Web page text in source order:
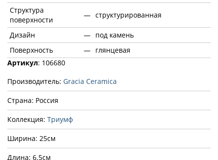
Структура
поверхности
— структурированная
Дизайн — под камень
Поверхность
— глянцевая
Артикул: 106680
Производитель: Gracia Ceramica
Страна: Россия
Коллекция: Триумф
Ширина: 25см
Длина: 6.5см